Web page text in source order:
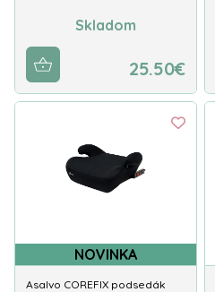
Skladom
25.50€
NOVINKA
Asalvo COREFIX podsedák